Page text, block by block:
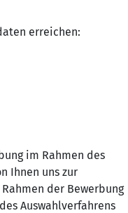
erreichen:
im Rahmen des
Ihnen uns zur
der Bewerbung
Auswahlverfahrens